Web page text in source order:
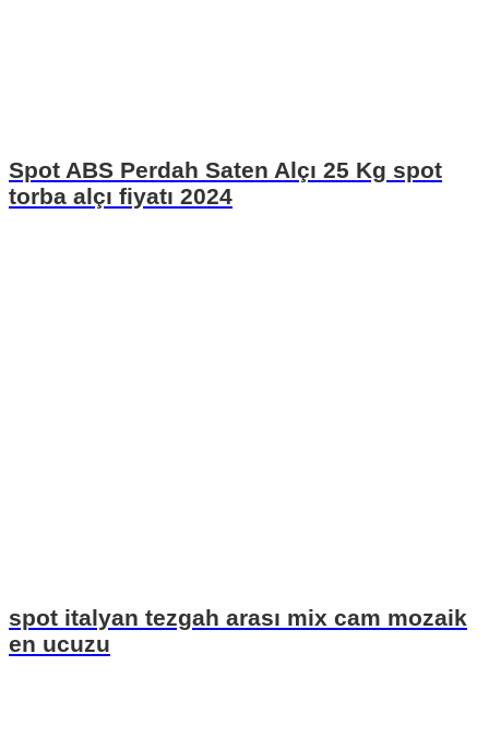
Spot ABS Perdah Saten Alçı 25 Kg spot
torba alçı fiyatı 2024
spot italyan tezgah arası mix cam mozaik
en ucuzu